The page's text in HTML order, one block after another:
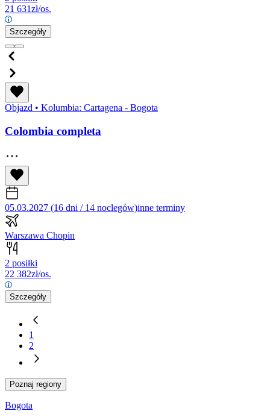
21 631zł/os.
Szczegóły
Objazd • Kolumbia: Cartagena - Bogota
Colombia completa
05.03.2027 (16 dni / 14 noclegów)inne terminy
Warszawa Chopin
2 posiłki
22 382zł/os.
Szczegóły
1
2
Poznaj regiony
Bogota